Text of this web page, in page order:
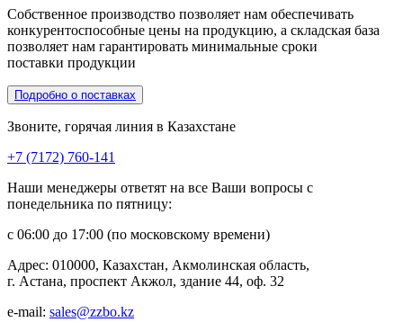
Собственное производство позволяет нам обеспечивать
конкурентоспособные цены на продукцию, а складская база
позволяет нам гарантировать минимальные сроки
поставки продукции
Подробно о поставках
Звоните, горячая линия в Казахстане
+7 (7172) 760-141
Наши менеджеры ответят на все Ваши вопросы с
понедельника по пятницу:
с 06:00 до 17:00 (по московскому времени)
Адрес: 010000, Казахстан, Акмолинская область,
г. Астана, проспект Акжол, здание 44, оф. 32
e-mail: sales@zzbo.kz